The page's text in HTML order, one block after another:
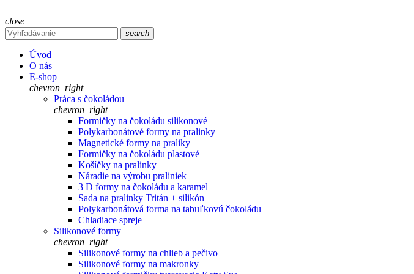
close
search
Úvod
O nás
E-shop
chevron_right
Práca s čokoládou
chevron_right
Formičky na čokoládu silikonové
Polykarbonátové formy na pralinky
Magnetické formy na praliky
Formičky na čokoládu plastové
Košíčky na pralinky
Náradie na výrobu praliniek
3 D formy na čokoládu a karamel
Sada na pralinky Tritán + silikón
Polykarbonátová forma na tabuľkovú čokoládu
Chladiace spreje
Silikonové formy
chevron_right
Silikonové formy na chlieb a pečivo
Silikonové formy na makronky